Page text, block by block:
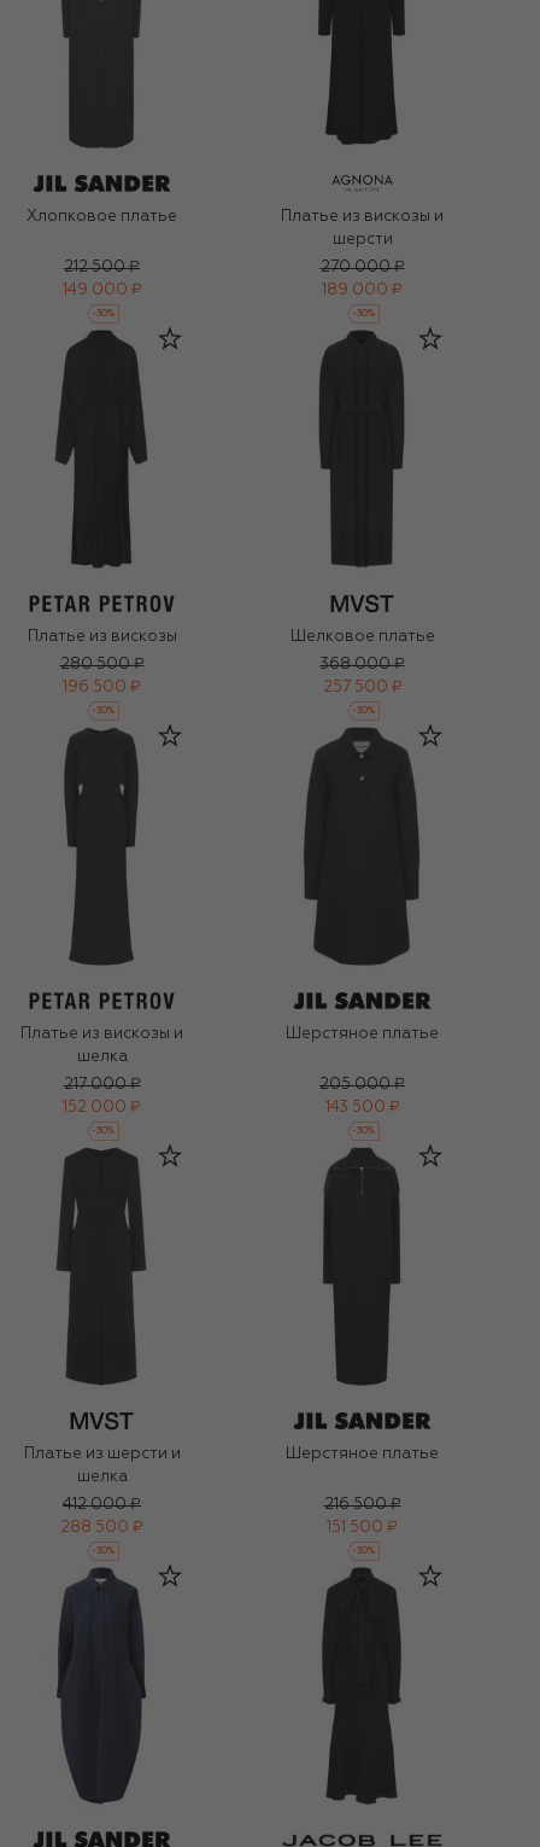
Хлопковое платье
212 500 ₽
149 000 ₽
-30%
Платье из вискозы и
шерсти
270 000 ₽
189 000 ₽
-30%
Платье из вискозы
280 500 ₽
196 500 ₽
-30%
Шелковое платье
368 000 ₽
257 500 ₽
-30%
Платье из вискозы и
шелка
217 000 ₽
152 000 ₽
-30%
Шерстяное платье
205 000 ₽
143 500 ₽
-30%
Платье из шерсти и
шелка
412 000 ₽
288 500 ₽
-30%
Шерстяное платье
216 500 ₽
151 500 ₽
-30%